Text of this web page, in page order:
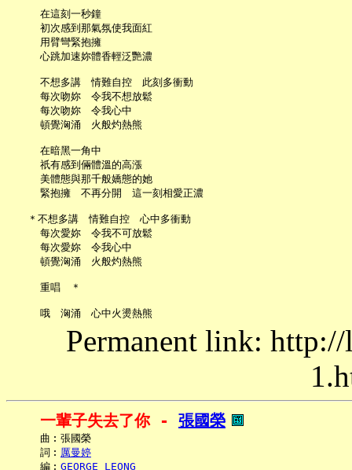
     在這刻一秒鐘
     初次感到那氣氛使我面紅
     用臂彎緊抱擁
     心跳加速妳體香輕泛艷濃
     不想多講　情難自控　此刻多衝動
     每次吻妳　令我不想放鬆
     每次吻妳　令我心中
     頓覺洶涌　火般灼熱熊
     在暗黑一角中
     祇有感到倆體溫的高漲
     美體態與那千般嬌態的她
     緊抱擁　不再分開　這一刻相愛正濃
   ＊不想多講　情難自控　心中多衝動
     每次愛妳　令我不可放鬆
     每次愛妳　令我心中
     頓覺洶涌　火般灼熱熊
     重唱　＊
Permanent link:
一輩子失去了你 - 張國榮
     曲︰張國榮
     詞︰
厲曼婷
     編︰
GEORGE LEONG